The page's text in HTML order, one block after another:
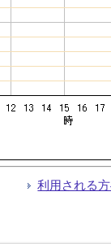
利用される